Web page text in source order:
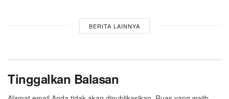
BERITA LAINNYA
Tinggalkan Balasan